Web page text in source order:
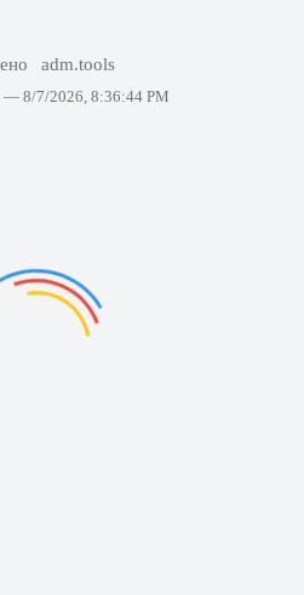
adm.tools
— 8/7/2026, 8:36:44 PM